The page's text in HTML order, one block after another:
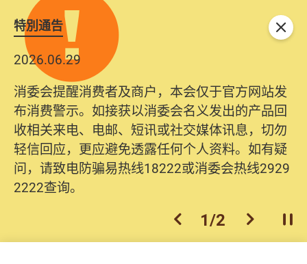
特別通告
2026.06.29
消委会提醒消费者及商户，本会仅于官方网站发
布消费警示。如接获以消委会名义发出的产品回
收相关来电、电邮、短讯或社交媒体讯息，切勿
轻信回应，更应避免透露任何个人资料。如有疑
问，请致电防骗易热线18222或消委会热线2929
2222查询。
2025.10.31
为提升使用者体验及网络安全，本会的投诉处理
系统已经进行升级及推出新功能。由2025年11月
10日起，消费者需要提供基本联络资料（包括姓
名、电邮及电话）注册帐户，才可提交投诉、查
询及建议。所有提交纪录将清晰整合于帐户中，
方便日后作出跟进。
上一个
2/2 下一个开
关闭